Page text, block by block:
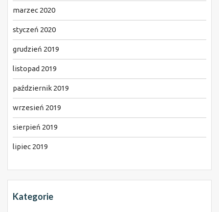
marzec 2020
styczeń 2020
grudzień 2019
listopad 2019
październik 2019
wrzesień 2019
sierpień 2019
lipiec 2019
Kategorie